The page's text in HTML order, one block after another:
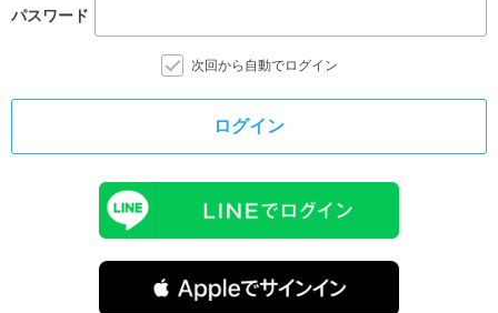
パスワード
次回から自動でログイン
ログイン